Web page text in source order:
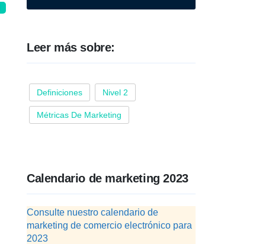
Leer más sobre:
Definiciones Nivel 2
Métricas De Marketing
Calendario de marketing 2023
Consulte nuestro calendario de
marketing de comercio electrónico para
2023